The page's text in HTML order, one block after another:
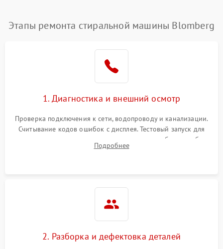
2200 ₽ Подробнее →
Этапы ремонта стиральной машины Blomberg
1. Диагностика и внешний осмотр
Проверка подключения к сети, водопроводу и канализации.
Считывание кодов ошибок с дисплея. Тестовый запуск для
выявления посторонних шумов, протечек или сбоев в работе
электронного модуля управления.
Подробнее
2. Разборка и дефектовка деталей